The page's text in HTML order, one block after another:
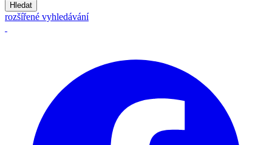
Hledat
rozšířené vyhledávání